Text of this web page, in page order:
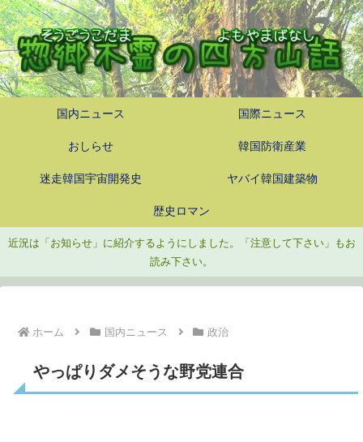
国内ニュース 国際ニュース
おしらせ 韓国防衛産業
迷走韓国宇宙開発史 ヤバイ韓国建築物
歴史ロマン
近況は「お知らせ」に紹介するようにしました。「注意して下さい」もお
読み下さい。
ホーム 国内ニュース 政治
やっぱりダメそうな野党連合